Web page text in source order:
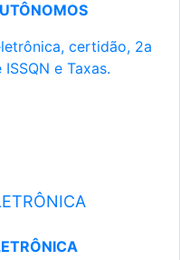
certidão, 2a
e Taxas.